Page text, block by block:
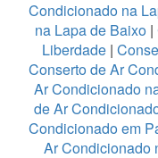
Condicionado na
na Lapa de Baixo |
Liberdade |
Conserto de Ar
Ar Condicionado
de Ar
Condicionado em
Ar Condicionado